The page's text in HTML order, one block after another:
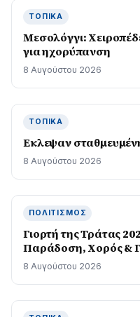
ΤΟΠΙΚΆ
Μεσολόγγι:
για ηχορύπανση
8 Αυγούστου 2026
ΤΟΠΙΚΆ
Εκλεψαν
8 Αυγούστου 2026
ΠΟΛΙΤΙΣΜΌΣ
Γιορτή της Τράτας
Παράδοση, Χορός &
8 Αυγούστου 2026